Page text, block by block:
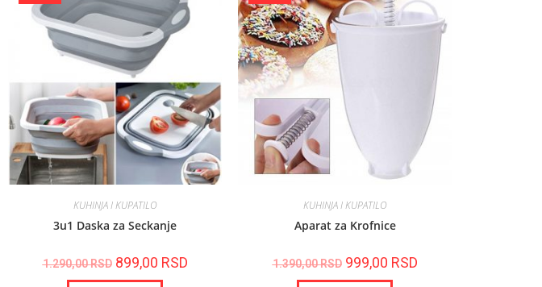
KUHINJA I KUPATILO
3u1 Daska za Seckanje
1.290,00RSD 899,00 RSD
KUHINJA I KUPATILO
Aparat za Krofnice
1.390,00RSD 999,00 RSD